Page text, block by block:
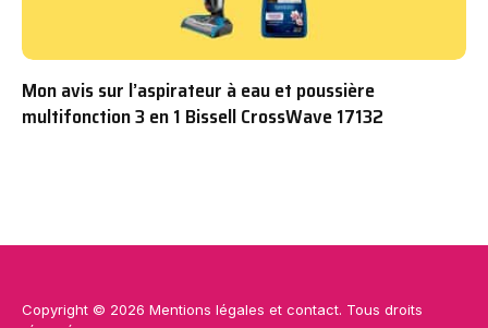
Mon avis sur l’aspirateur à eau et poussière
multifonction 3 en 1 Bissell CrossWave 17132
Copyright © 2026 Mentions légales et contact. Tous droits